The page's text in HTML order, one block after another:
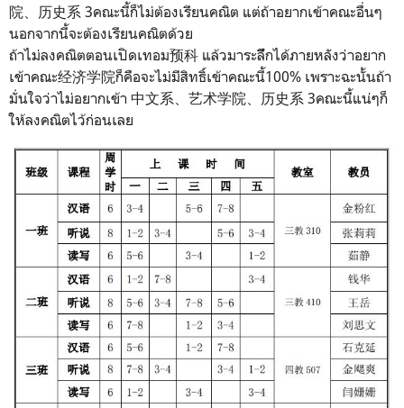
院、历史系 3คณะนี้ก็ไม่ต้องเรียนคณิต แต่ถ้าอยากเข้าคณะอื่นๆ
นอกจากนี้จะต้องเรียนคณิตด้วย
ถ้าไม่ลงคณิตตอนเปิดเทอม预科 แล้วมาระลึึกได้ภายหลังว่าอยาก
เข้าคณะ经济学院ก็คือจะไม่มีสิทธิ์เข้าคณะนี้100% เพราะฉะนั้นถ้า
มั่นใจว่าไม่อยากเข้า 中文系、艺术学院、历史系 3คณะนี้แน่ๆก็
ให้ลงคณิตไว้ก่อนเลย